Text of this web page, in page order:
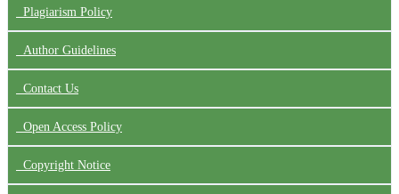
Plagiarism Policy
Author Guidelines
Contact Us
Open Access Policy
Copyright Notice